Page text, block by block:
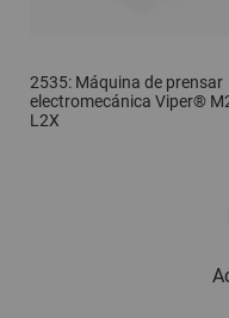
2535: Máquina de prensar
electromecánica Viper®
L2X